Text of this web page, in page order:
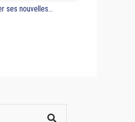
ses nouvelles...